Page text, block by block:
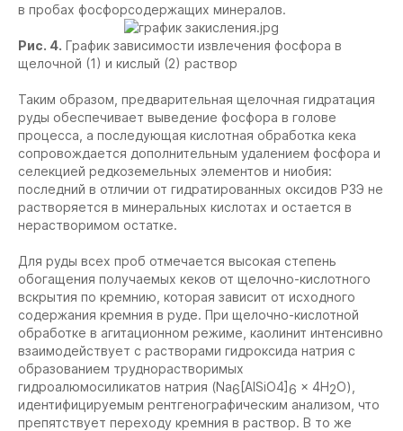
в пробах фосфорсодержащих минералов.
Рис. 4. График зависимости извлечения фосфора в
щелочной (1) и кислый (2) раствор
Таким образом, предварительная щелочная гидратация
руды обеспечивает выведение фосфора в голове
процесса, а последующая кислотная обработка кека
сопровождается дополнительным удалением фосфора и
селекцией редкоземельных элементов и ниобия:
последний в отличии от гидратированных оксидов РЗЭ не
растворяется в минеральных кислотах и остается в
нерастворимом остатке.
Для руды всех проб отмечается высокая степень
обогащения получаемых кеков от щелочно-кислотного
вскрытия по кремнию, которая зависит от исходного
содержания кремния в руде. При щелочно-кислотной
обработке в агитационном режиме, каолинит интенсивно
взаимодействует с растворами гидроксида натрия с
образованием труднорастворимых
гидроалюмосиликатов натрия (Na6 [AlSiO4] 6 × 4H2O),
идентифицируемым рентгенографическим анализом, что
препятствует переходу кремния в раствор. В то же